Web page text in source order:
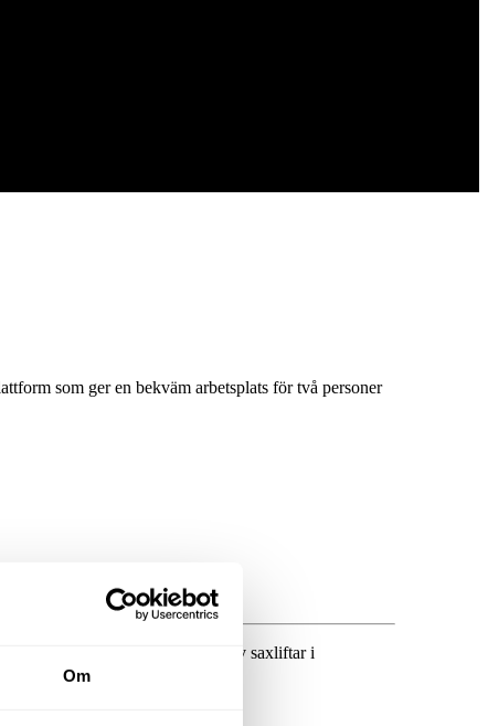
Om
som ger en bekväm arbetsplats för två personer
Finspång erbjuder vi uthyrning av saxliftar i